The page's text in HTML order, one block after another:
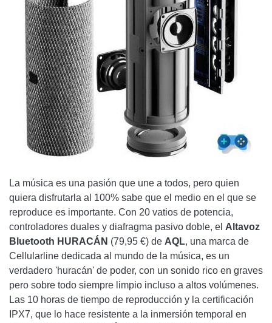
La música es una pasión que une a todos, pero quien
quiera disfrutarla al 100% sabe que el medio en el que se
reproduce es importante. Con 20 vatios de potencia,
controladores duales y diafragma pasivo doble, el Altavoz
Bluetooth HURACÁN (79,95 €) de AQL, una marca de
Cellularline dedicada al mundo de la música, es un
verdadero 'huracán' de poder, con un sonido rico en graves
pero sobre todo siempre limpio incluso a altos volúmenes.
Las 10 horas de tiempo de reproducción y la certificación
IPX7, que lo hace resistente a la inmersión temporal en